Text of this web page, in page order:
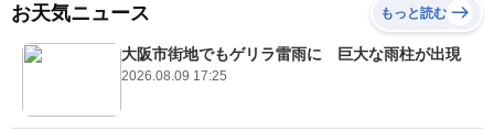
お天気ニュース もっと読む
大阪市街地でもゲリラ雷雨に 巨大な雨柱が出現
2026.08.09 17:25